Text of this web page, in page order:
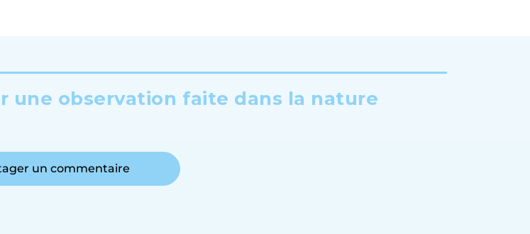
une observation faite dans la nature
un commentaire